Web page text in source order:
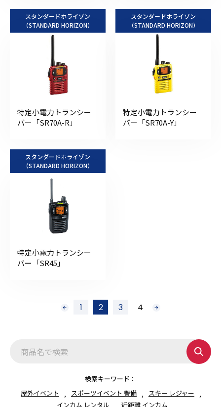
スタンダードホライゾン
（STANDARD HORIZON）
特定小電力トランシー
バー「SR70A-R」
スタンダードホライゾン
（STANDARD HORIZON）
特定小電力トランシー
バー「SR70A-Y」
スタンダードホライゾン
（STANDARD HORIZON）
特定小電力トランシー
バー「SR45」
前 1 2 3 4 次
検索キーワード：
屋外イベント
スポーツイベント 警備
スキー レジャー
インカム レンタル
近距離 インカム